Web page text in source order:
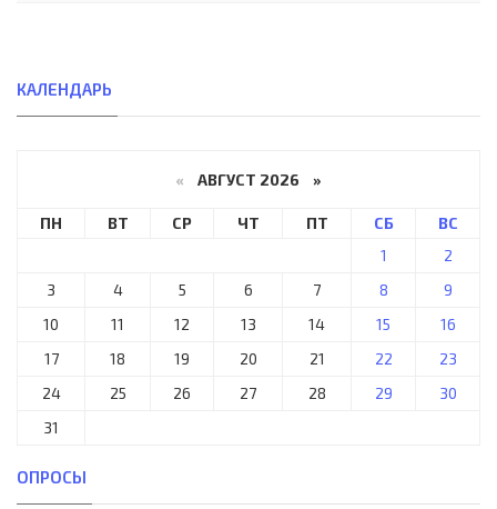
КАЛЕНДАРЬ
« АВГУСТ 2026 »
ПН ВТ СР ЧТ ПТ СБ
ВС
1
2
3
4 5 6 7 8
9
10
11 12 13 14 15
16
17
18 19 20 21 22
23
24
25 26 27 28 29
30
31
ОПРОСЫ